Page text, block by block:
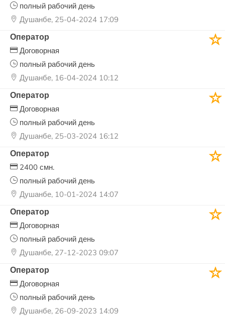
полный рабочий день
Душанбе, 25-04-2024 17:09
Оператор
Договорная
полный рабочий день
Душанбе, 16-04-2024 10:12
Оператор
Договорная
полный рабочий день
Душанбе, 25-03-2024 16:12
Оператор
2400 смн.
полный рабочий день
Душанбе, 10-01-2024 14:07
Оператор
Договорная
полный рабочий день
Душанбе, 27-12-2023 09:07
Оператор
Договорная
полный рабочий день
Душанбе, 26-09-2023 14:09